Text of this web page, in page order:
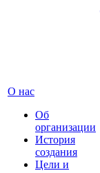
О нас
Об
организации
История
создания
Цели и